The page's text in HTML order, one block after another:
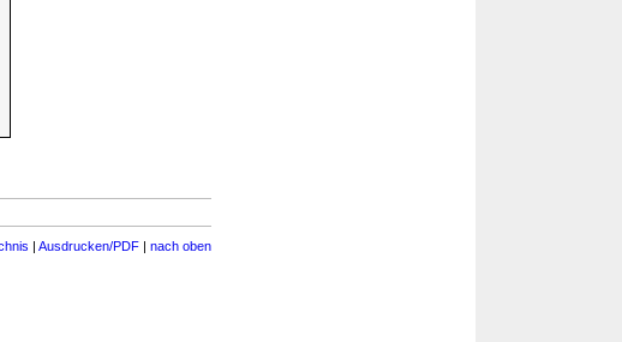
| Ausdrucken/PDF | nach oben